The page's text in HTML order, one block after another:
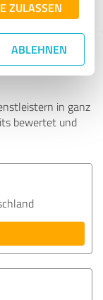
ZULASSEN
ABLEHNEN
- mit
in ganz
bewertet und